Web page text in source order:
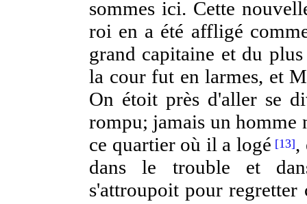
sommes ici. Cette
roi en a été affligé
grand capitaine et du
la cour fut en larmes, et
On étoit près d'aller se
rompu; jamais un homme
ce quartier où il a logé [13],
dans le trouble et
s'attroupoit pour regretter